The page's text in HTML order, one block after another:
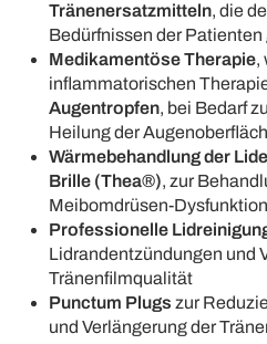
Tränenersatzmitteln, die
Bedürfnissen der Patienten
Medikamentöse Therapie,
inflammatorischen
Augentropfen, bei Bedarf
Heilung der
Wärmebehandlung der
Brille (Thea®), zur
Meibomdrüsen-
Professionelle
Lidrandentzündungen und
Tränenfilmqualität
Punctum Plugs zur
und Verlängerung der